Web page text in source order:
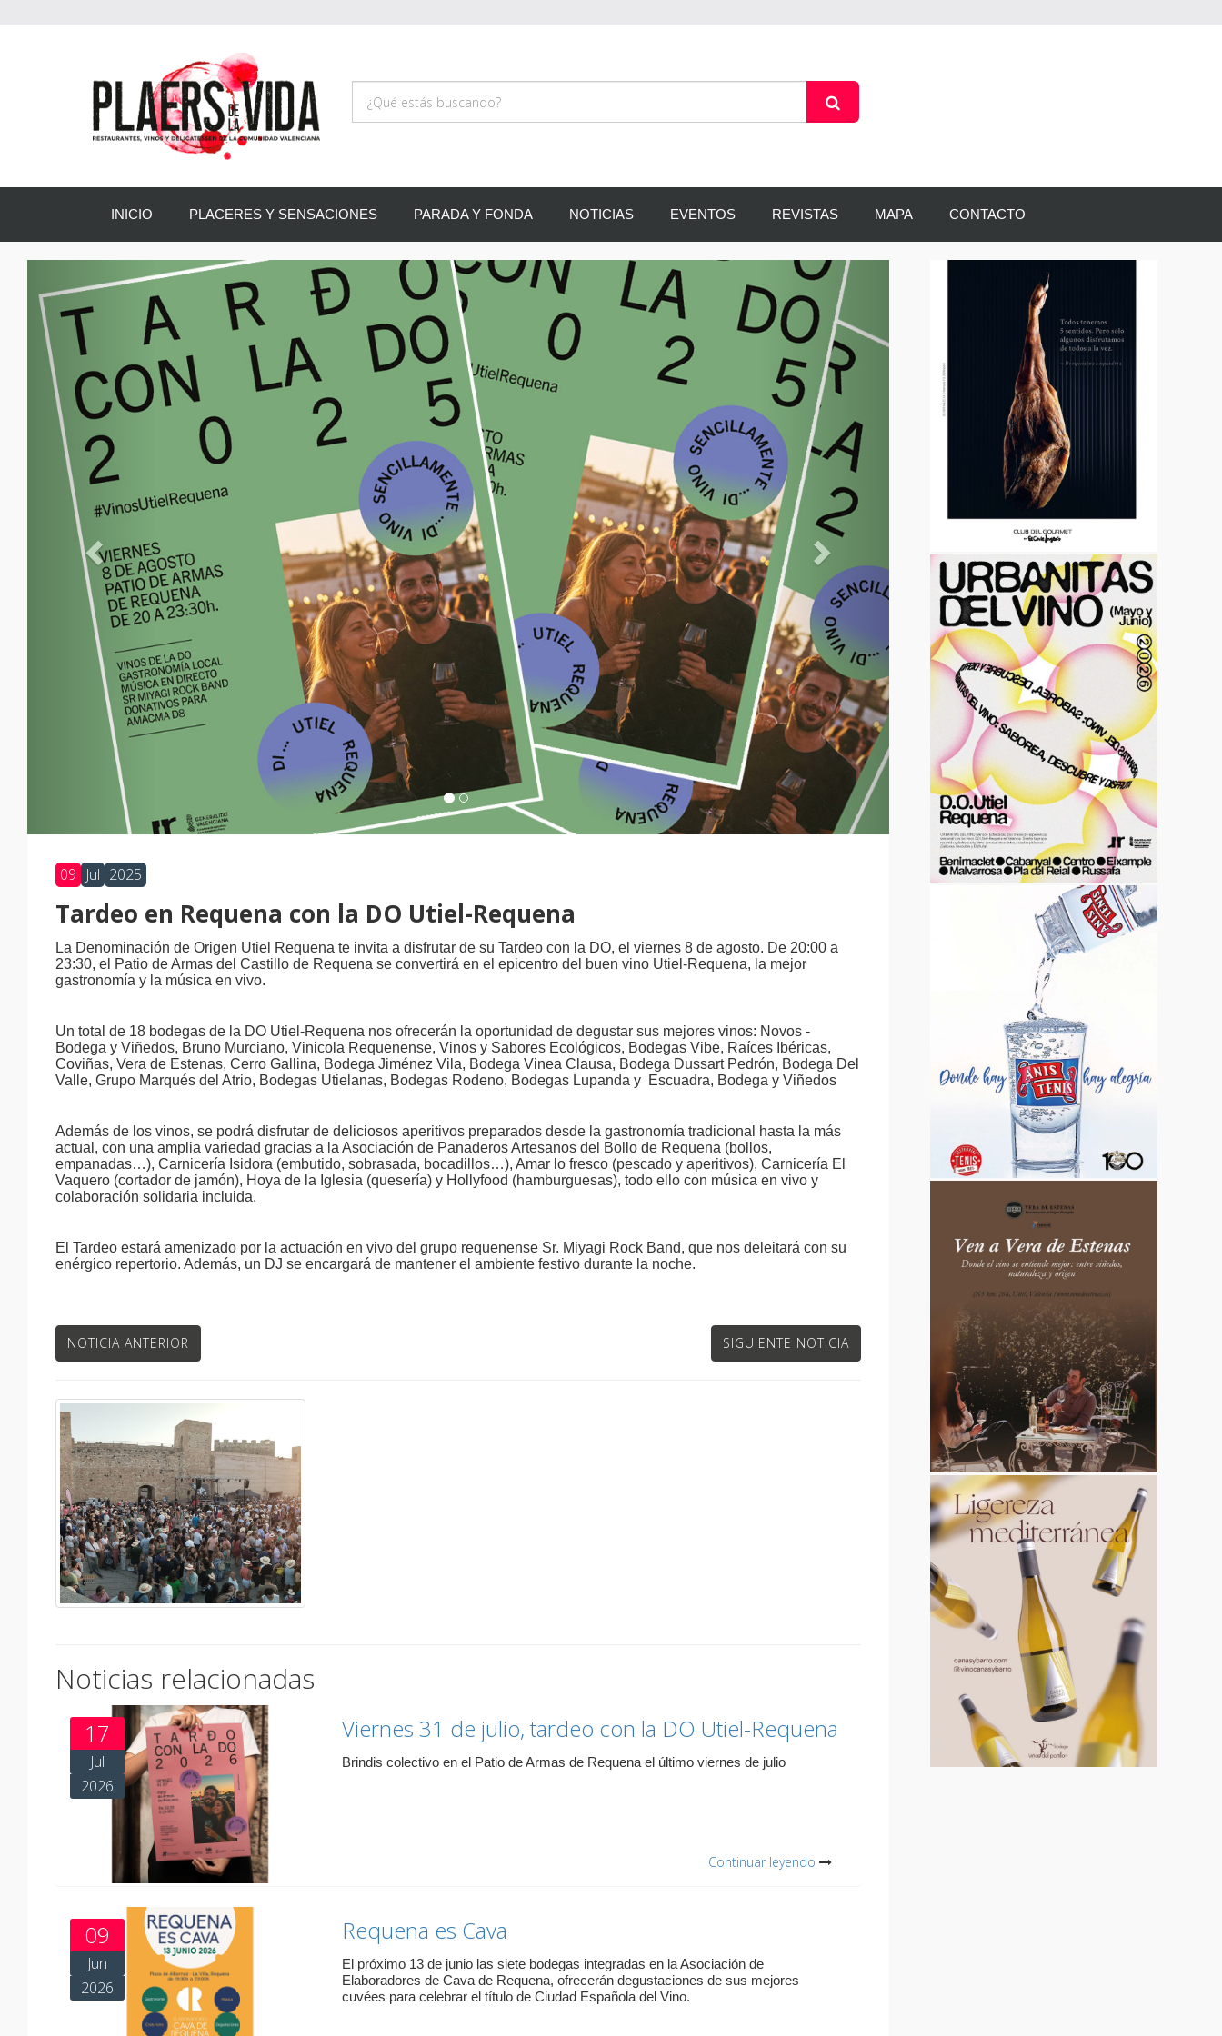
INICIO PLACERES Y SENSACIONES PARADA Y FONDA NOTICIAS EVENTOS REVISTAS MAPA CONTACTO
Anterior Siguiente
09 Jul 2025
Tardeo en Requena con la DO Utiel-Requena
La Denominación de Origen Utiel Requena te invita a disfrutar de su Tardeo con la DO, el viernes 8 de agosto. De 20:00 a
23:30, el Patio de Armas del Castillo de Requena se convertirá en el epicentro del buen vino Utiel-Requena, la mejor
gastronomía y la música en vivo.
Un total de 18 bodegas de la DO Utiel-Requena nos ofrecerán la oportunidad de degustar sus mejores vinos: Novos -
Bodega y Viñedos, Bruno Murciano, Vinicola Requenense, Vinos y Sabores Ecológicos, Bodegas Vibe, Raíces Ibéricas,
Coviñas, Vera de Estenas, Cerro Gallina, Bodega Jiménez Vila, Bodega Vinea Clausa, Bodega Dussart Pedrón, Bodega Del
Valle, Grupo Marqués del Atrio, Bodegas Utielanas, Bodegas Rodeno, Bodegas Lupanda y Escuadra, Bodega y Viñedos
Además de los vinos, se podrá disfrutar de deliciosos aperitivos preparados desde la gastronomía tradicional hasta la más
actual, con una amplia variedad gracias a la Asociación de Panaderos Artesanos del Bollo de Requena (bollos,
empanadas…), Carnicería Isidora (embutido, sobrasada, bocadillos…), Amar lo fresco (pescado y aperitivos), Carnicería El
Vaquero (cortador de jamón), Hoya de la Iglesia (quesería) y Hollyfood (hamburguesas), todo ello con música en vivo y
colaboración solidaria incluida.
El Tardeo estará amenizado por la actuación en vivo del grupo requenense Sr. Miyagi Rock Band, que nos deleitará con su
enérgico repertorio. Además, un DJ se encargará de mantener el ambiente festivo durante la noche.
NOTICIA ANTERIOR SIGUIENTE NOTICIA
Noticias relacionadas
17
Jul
2026
Viernes 31 de julio, tardeo con la DO Utiel-Requena
Brindis colectivo en el Patio de Armas de Requena el último viernes de julio
Continuar leyendo
09
Jun
2026
Requena es Cava
El próximo 13 de junio las siete bodegas integradas en la Asociación de
Elaboradores de Cava de Requena, ofrecerán degustaciones de sus mejores
cuvées para celebrar el título de Ciudad Española del Vino.